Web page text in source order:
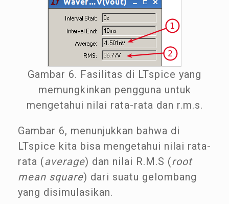
Gambar 6. Fasilitas di LTspice yang
memungkinkan pengguna untuk
mengetahui nilai rata-rata dan r.m.s.
Gambar 6, menunjukkan bahwa di
LTspice kita bisa mengetahui nilai rata-
rata (average) dan nilai R.M.S (root
mean square) dari suatu gelombang
yang disimulasikan.